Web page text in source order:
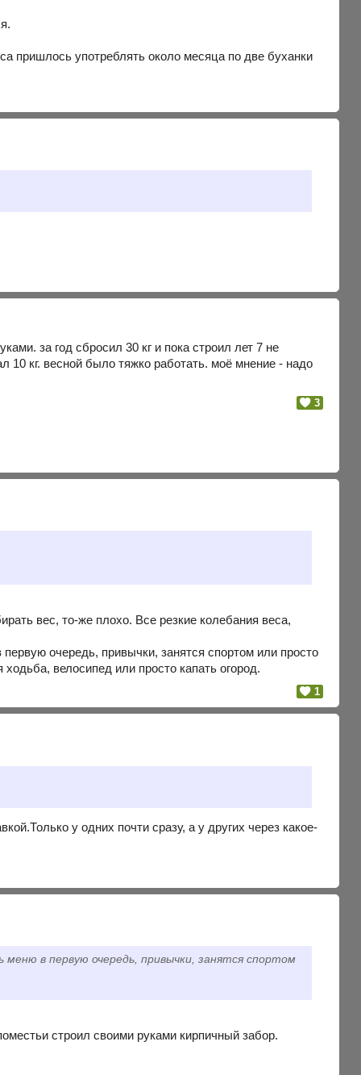
пришлось употреблять около месяца по две буханки
за год сбросил 30 кг и пока строил лет 7 не
10 кг. весной было тяжко работать. моё мнение - надо
3
вес, то-же плохо. Все резкие колебания веса,
очередь, привычки, занятся спортом или просто
велосипед или просто капать огород.
1
у одних почти сразу, а у других через какое-
в первую очередь, привычки, занятся спортом
строил своими руками кирпичный забор.